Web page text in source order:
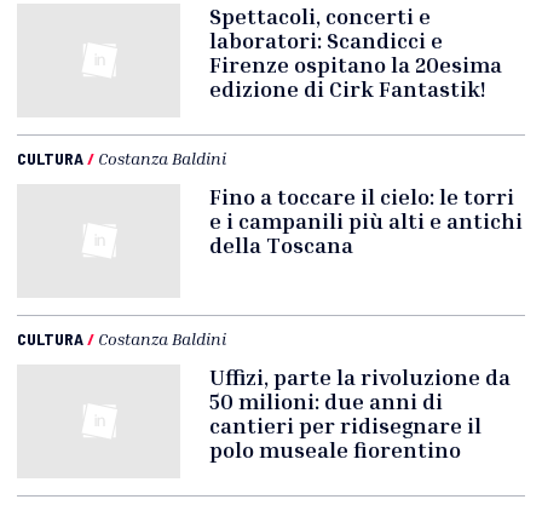
Spettacoli, concerti e
laboratori: Scandicci e
Firenze ospitano la 20esima
edizione di Cirk Fantastik!
CULTURA/ Costanza Baldini
Fino a toccare il cielo: le torri
e i campanili più alti e antichi
della Toscana
CULTURA/ Costanza Baldini
Uffizi, parte la rivoluzione da
50 milioni: due anni di
cantieri per ridisegnare il
polo museale fiorentino